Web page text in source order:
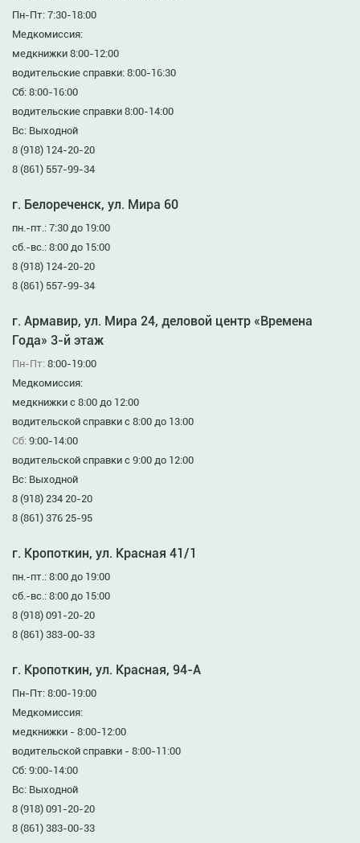
Пн-Пт: 7:30-18:00
Медкомиссия:
медкнижки 8:00-12:00
водительские справки: 8:00-16:30
Сб: 8:00-16:00
водительские справки 8:00-14:00
Вс: Выходной
8 (918) 124-20-20
8 (861) 557-99-34
г. Белореченск, ул. Мира 60
пн.-пт.: 7:30 до 19:00
сб.-вс.: 8:00 до 15:00
8 (918) 124-20-20
8 (861) 557-99-34
г. Армавир, ул. Мира 24, деловой центр «Времена
Года» 3-й этаж
Пн-Пт: 8:00-19:00
Медкомиссия:
медкнижки с 8:00 до 12:00
водительской справки с 8:00 до 13:00
Сб: 9:00-14:00
водительской справки с 9:00 до 12:00
Вс: Выходной
8 (918) 234 20-20
8 (861) 376 25-95
г. Кропоткин, ул. Красная 41/1
пн.-пт.: 8:00 до 19:00
сб.-вс.: 8:00 до 15:00
8 (918) 091-20-20
8 (861) 383-00-33
г. Кропоткин, ул. Красная, 94-А
Пн-Пт: 8:00-19:00
Медкомиссия:
медкнижки - 8:00-12:00
водительской справки - 8:00-11:00
Сб: 9:00-14:00
Вс: Выходной
8 (918) 091-20-20
8 (861) 383-00-33